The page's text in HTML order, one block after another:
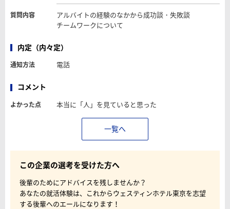
質問内容
アルバイトの経験のなかから成功談・失敗談
チームワークについて
内定（内々定）
通知方法 電話
コメント
よかった点 本当に「人」を見ていると思った
一覧へ
この企業の選考を受けた方へ
後輩のためにアドバイスを残しませんか？
あなたの就活体験は、これからウェスティンホテル東京を志望
する後輩へのエールになります！